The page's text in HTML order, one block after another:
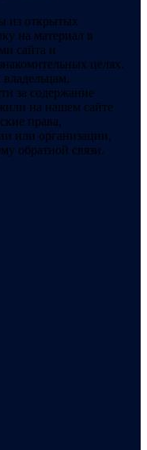
из открытых
на материал в
сайта и
целях.
за содержание
на нашем сайте
права,
или организации,
обратной связи.